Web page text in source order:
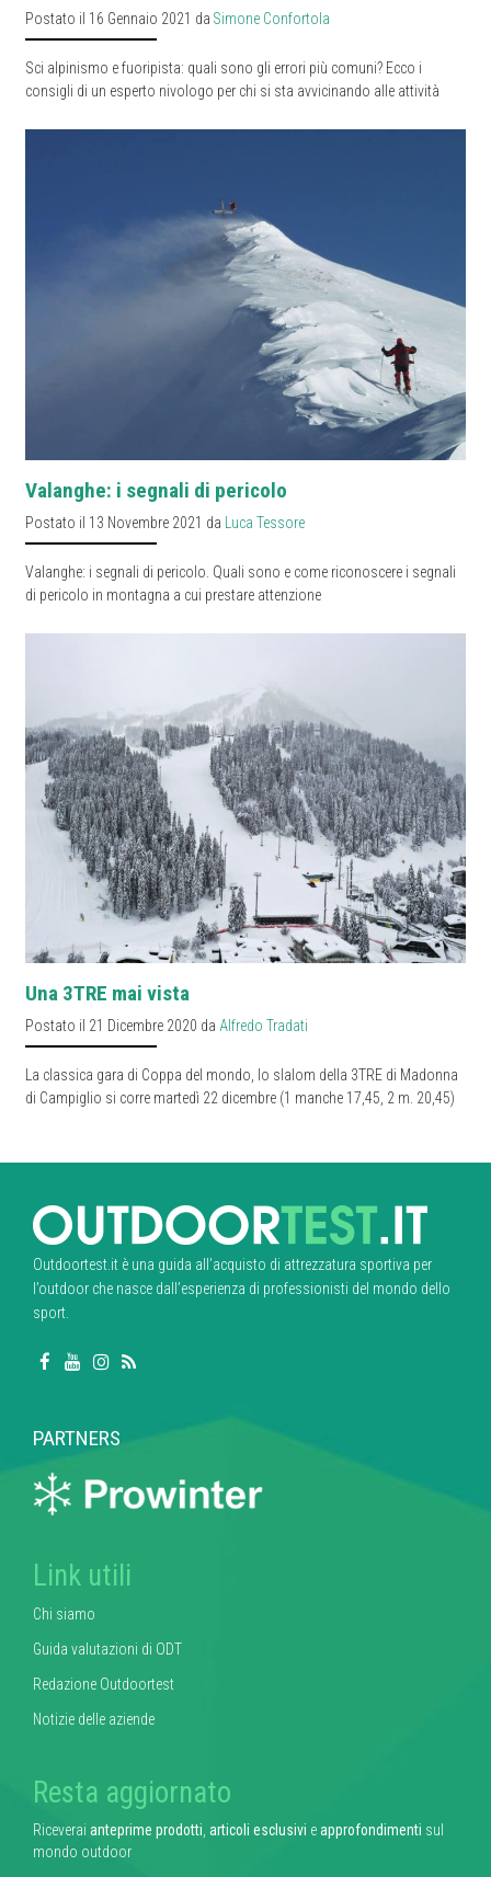
Postato il 16 Gennaio 2021 da Simone Confortola
Sci alpinismo e fuoripista: quali sono gli errori più comuni? Ecco i
consigli di un esperto nivologo per chi si sta avvicinando alle attività
Valanghe: i segnali di pericolo
Postato il 13 Novembre 2021 da Luca Tessore
Valanghe: i segnali di pericolo. Quali sono e come riconoscere i segnali
di pericolo in montagna a cui prestare attenzione
Una 3TRE mai vista
Postato il 21 Dicembre 2020 da Alfredo Tradati
La classica gara di Coppa del mondo, lo slalom della 3TRE di Madonna
di Campiglio si corre martedì 22 dicembre (1 manche 17,45, 2 m. 20,45)
Outdoortest.it è una guida all’acquisto di attrezzatura sportiva per
l’outdoor che nasce dall’esperienza di professionisti del mondo dello
sport.
PARTNERS
Link utili
Chi siamo
Guida valutazioni di ODT
Redazione Outdoortest
Notizie delle aziende
Resta aggiornato
Riceverai anteprime prodotti articoli esclusivi eapprofondimenti sul
mondo outdoor